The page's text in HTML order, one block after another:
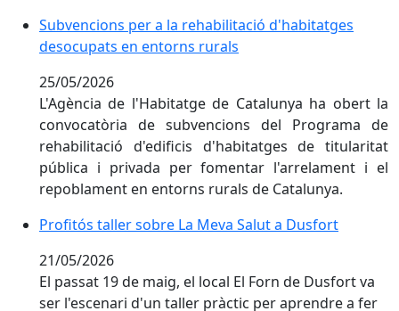
Subvencions per a la rehabilitació d'habitatges
Subvencions per a la rehabilitació d'habitatges
desocupats en entorns rurals
25/05/2026
L'Agència de l'Habitatge de Catalunya ha obert la
convocatòria de subvencions del Programa de
rehabilitació d'edificis d'habitatges de titularitat
pública i privada per fomentar l'arrelament i el
repoblament en entorns rurals de Catalunya.
Profitós taller sobre La Meva Salut a Dusfort
Profitós taller sobre La Meva Salut a Dusfort
21/05/2026
El passat 19 de maig, el local El Forn de Dusfort va
ser l'escenari d'un taller pràctic per aprendre a fer